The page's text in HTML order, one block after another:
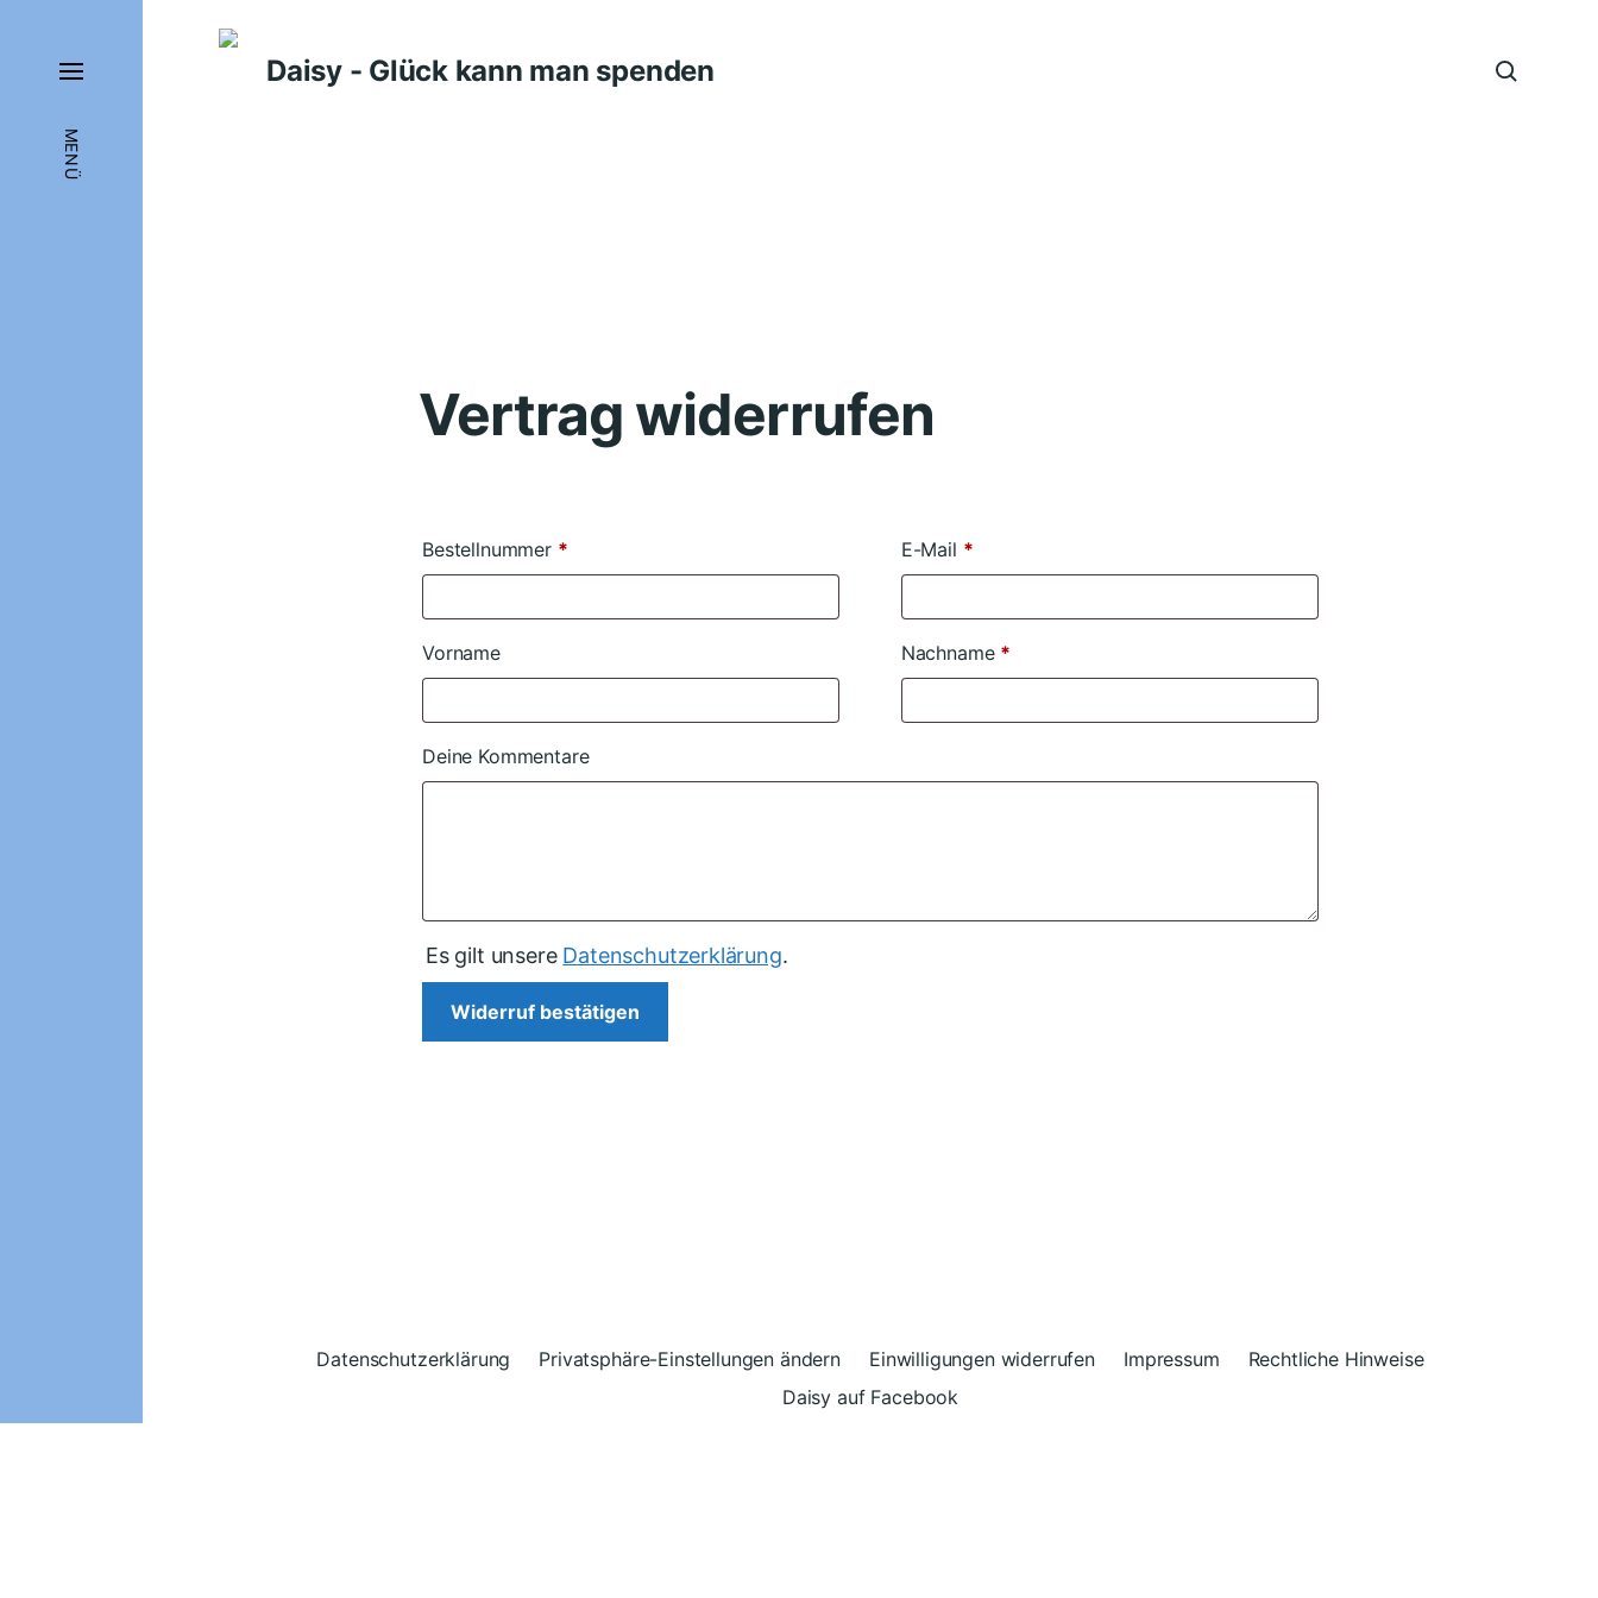
MENÜ
Daisy - Glück kann man spenden
Vertrag widerrufen
Bestellnummer * E-Mail *
Vorname Nachname *
Page URI *erforderlich
Deine Kommentare
Es gilt unsere Datenschutzerklärung.
Widerruf bestätigen
Datenschutzerklärung Privatsphäre-Einstellungen ändern Einwilligungen widerrufen Impressum
Rechtliche Hinweise
Daisy auf Facebook